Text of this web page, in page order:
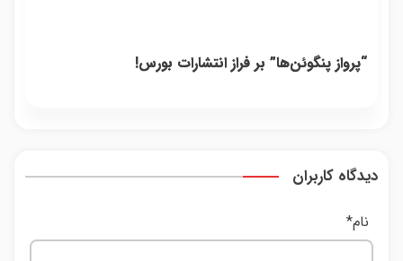
“پرواز پنگوئن‌ها” بر فراز انتشارات بورس!
دیدگاه کاربران
نام*